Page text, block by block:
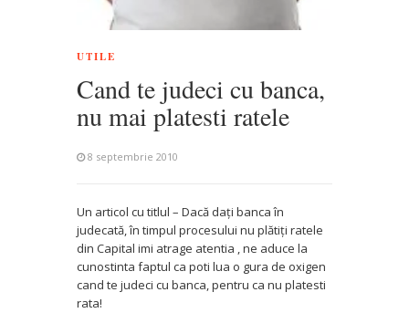
UTILE
Cand te judeci cu banca,
nu mai platesti ratele
8 septembrie 2010
Un articol cu titlul – Dacă daţi banca în
judecată, în timpul procesului nu plătiţi ratele
din Capital imi atrage atentia , ne aduce la
cunostinta faptul ca poti lua o gura de oxigen
cand te judeci cu banca, pentru ca nu platesti
rata!